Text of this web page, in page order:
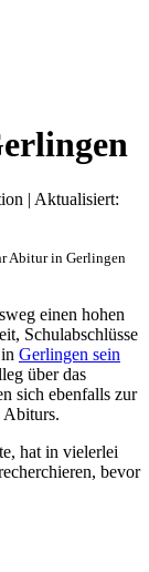
| Aktualisiert:
Abitur in Gerlingen
einen hohen
Schulabschlüsse
Gerlingen sein
über das
sich ebenfalls zur
Abiturs.
hat in vielerlei
bevor